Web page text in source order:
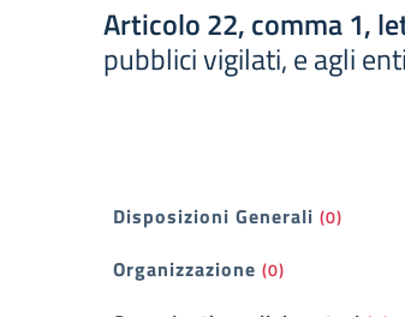
Articolo 22, comma 1,
pubblici vigilati, e agli
Filtri
Disposizioni Generali (0)
Organizzazione (0)